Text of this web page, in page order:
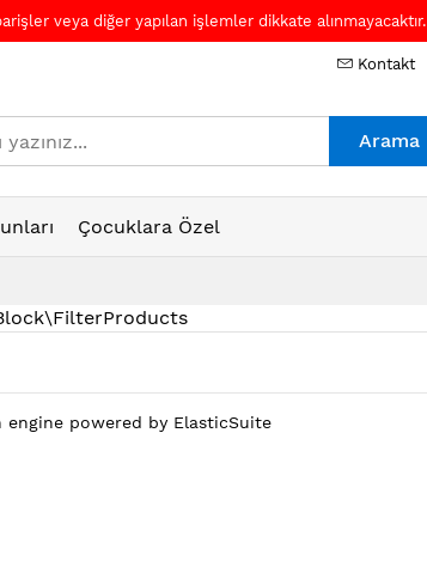
veya diğer yapılan işlemler dikkate alınmayacaktır.
Kontakt
Arama
Çocuklara Özel
engine powered by ElasticSuite